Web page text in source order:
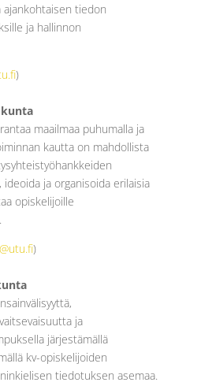
tiedon
ja hallinnon
)
maailmaa puhumalla ja
kautta on mahdollista
ja organisoida erilaisia
opiskelijoille
)
ja
järjestämällä
kv-opiskelijoiden
tiedotuksen asemaa.